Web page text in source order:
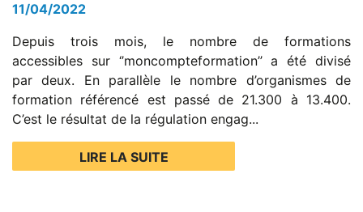
11/04/2022
Depuis trois mois, le nombre de formations
accessibles sur ‘’moncompteformation’’ a été divisé
par deux. En parallèle le nombre d’organismes de
formation référencé est passé de 21.300 à 13.400.
C’est le résultat de la régulation engag...
LIRE LA SUITE